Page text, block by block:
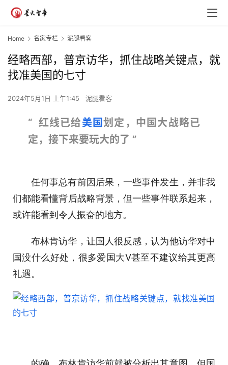
Home 名家专栏 泥腿看客
经略西部，普京访华，抓住战略关键点，就
找准美国的七寸
2024年5月1日 上午1:45 泥腿看客
“ 红线已给美国 划定，中国大战略已
定，接下来要玩大的了 ”
任何事总有前因后果，一些事件发生，并非我
们都能看懂背后战略背景，但一些事件联系起来，
或许能看到令人振奋的地方。
布林肯访华，让国人很反感，认为他访华对中
国没什么好处，很多爱国大V甚至不建议给其更高
礼遇。